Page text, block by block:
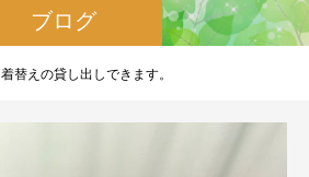
ブログ
着替えの貸し出しできます。